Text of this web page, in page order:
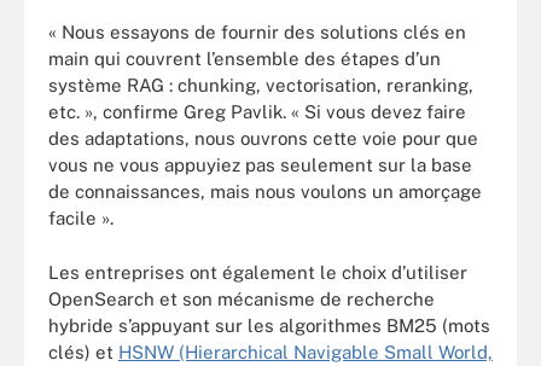
« Nous essayons de fournir des solutions clés en
main qui couvrent l’ensemble des étapes d’un
système RAG : chunking, vectorisation, reranking,
etc. », confirme Greg Pavlik. « Si vous devez faire
des adaptations, nous ouvrons cette voie pour que
vous ne vous appuyiez pas seulement sur la base
de connaissances, mais nous voulons un amorçage
facile ».
Les entreprises ont également le choix d’utiliser
OpenSearch et son mécanisme de recherche
hybride s’appuyant sur les algorithmes BM25 (mots
clés) et HSNW (Hierarchical Navigable Small World,